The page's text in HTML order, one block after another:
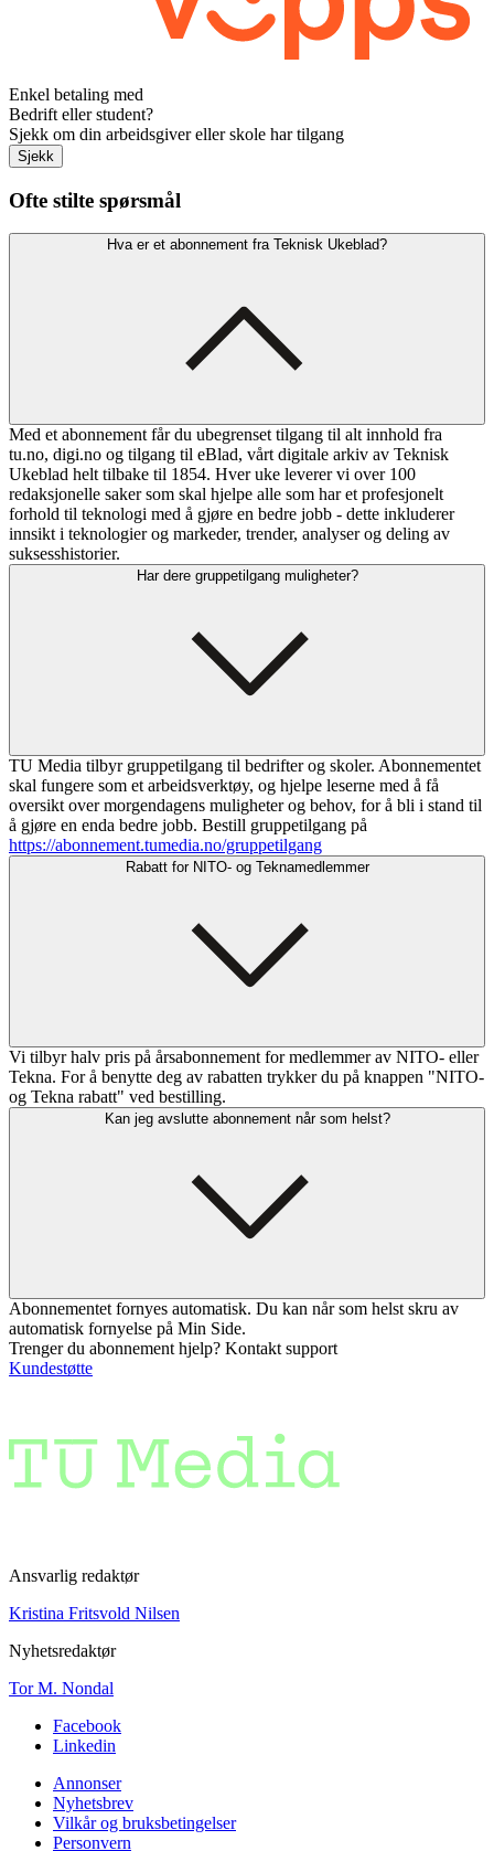
Enkel betaling med
Bedrift eller student?
Sjekk om din arbeidsgiver eller skole har tilgang
Sjekk
Ofte stilte spørsmål
Hva er et abonnement fra Teknisk Ukeblad?
Med et abonnement får du ubegrenset tilgang til alt innhold fra
tu.no, digi.no og tilgang til eBlad, vårt digitale arkiv av Teknisk
Ukeblad helt tilbake til 1854. Hver uke leverer vi over 100
redaksjonelle saker som skal hjelpe alle som har et profesjonelt
forhold til teknologi med å gjøre en bedre jobb - dette inkluderer
innsikt i teknologier og markeder, trender, analyser og deling av
suksesshistorier.
Har dere gruppetilgang muligheter?
TU Media tilbyr gruppetilgang til bedrifter og skoler. Abonnementet
skal fungere som et arbeidsverktøy, og hjelpe leserne med å få
oversikt over morgendagens muligheter og behov, for å bli i stand til
å gjøre en enda bedre jobb. Bestill gruppetilgang på
https://abonnement.tumedia.no/gruppetilgang
Rabatt for NITO- og Teknamedlemmer
Vi tilbyr halv pris på årsabonnement for medlemmer av NITO- eller
Tekna. For å benytte deg av rabatten trykker du på knappen "NITO-
og Tekna rabatt" ved bestilling.
Kan jeg avslutte abonnement når som helst?
Abonnementet fornyes automatisk. Du kan når som helst skru av
automatisk fornyelse på Min Side.
Trenger du abonnement hjelp? Kontakt support
Kundestøtte
Ansvarlig redaktør
Kristina Fritsvold Nilsen
Nyhetsredaktør
Tor M. Nondal
Facebook
Linkedin
Annonser
Nyhetsbrev
Vilkår og bruksbetingelser
Personvern